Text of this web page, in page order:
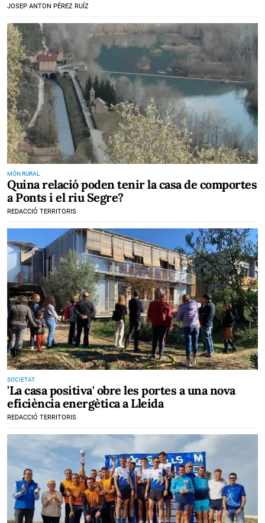
JOSEP ANTON PÉREZ RUÍZ
MÓN RURAL
Quina relació poden tenir la casa de comportes
a Ponts i el riu Segre?
REDACCIÓ TERRITORIS
SOCIETAT
'La casa positiva' obre les portes a una nova
eficiència energètica a Lleida
REDACCIÓ TERRITORIS